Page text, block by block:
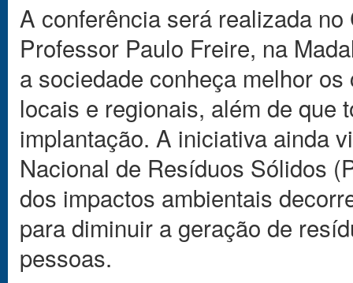
A conferência será realizada
Professor Paulo Freire, na
a sociedade conheça melhor
locais e regionais, além de que
implantação. A iniciativa ainda
Nacional de Resíduos Sólidos
dos impactos ambientais
para diminuir a geração de
pessoas.